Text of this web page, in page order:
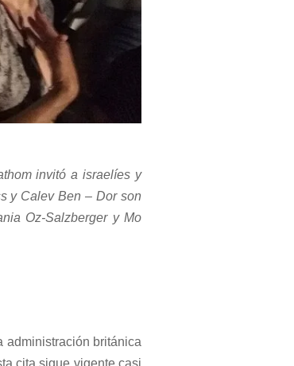
invitó a israelíes y
y Calev Ben – Dor son
Oz-Salzberger y Mo
administración británica
cita sigue vigente casi